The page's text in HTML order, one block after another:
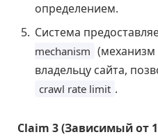
определением.
Система
mechanism (механизм
владельцу сайта,
crawl rate limit .
Claim 3 (Зависимый от